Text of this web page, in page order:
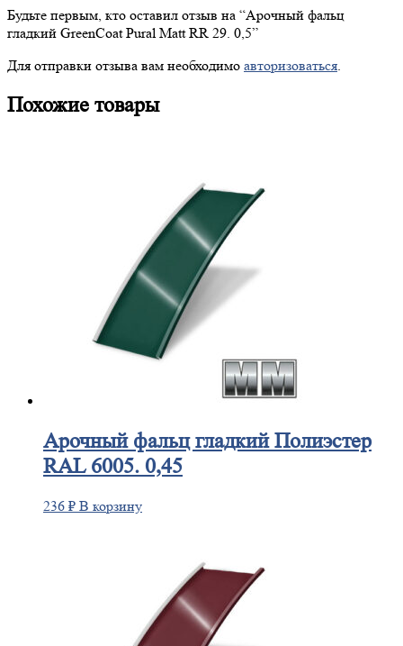
Будьте первым, кто оставил отзыв на “Арочный фальц
гладкий GreenCoat Pural Matt RR 29. 0,5”
Для отправки отзыва вам необходимо авторизоваться.
Похожие товары
Арочныйфальц гладкий Полиэстер
RAL 6005. 0,45
236 ₽ В корзину